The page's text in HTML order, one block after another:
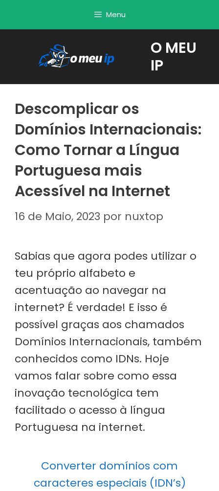
conteúdo
Menu
O MEU
IP
Descomplicar os
Domínios Internacionais:
Como Tornar a Língua
Portuguesa mais
Acessível na Internet
16 de Maio, 2023 por nuxtop
Sabias que agora podes utilizar o
teu próprio alfabeto e
acentuação ao navegar na
internet? É verdade! E isso é
possível graças aos chamados
Domínios Internacionais, também
conhecidos como IDNs. Hoje
vamos falar sobre como essa
inovação tecnológica tem
facilitado o acesso à língua
Portuguesa na internet.
Converter domínios com
caracteres especiais (IDN’s)